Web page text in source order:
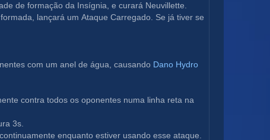
de formação da Insígnia, e curará Neuvillette.
lançará um Ataque Carregado. Se já tiver se
com um anel de água, causando Dano Hydro
contra todos os oponentes numa linha reta na
3s.
enquanto estiver usando esse ataque.